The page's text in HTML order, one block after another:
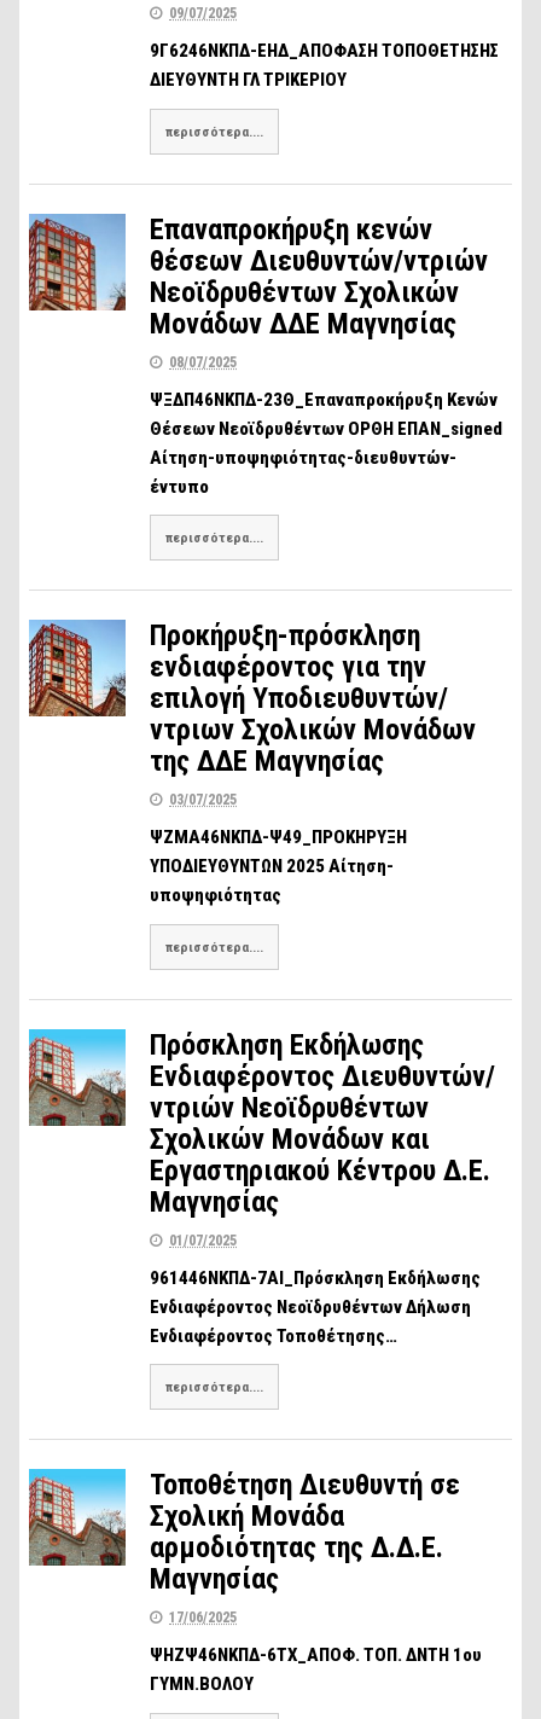
09/07/2025
9Γ6246ΝΚΠΔ-ΕΗΔ_ΑΠΟΦΑΣΗ ΤΟΠΟΘΕΤΗΣΗΣ
ΔΙΕΥΘΥΝΤΗ ΓΛ ΤΡΙΚΕΡΙΟΥ
περισσότερα....
Επαναπροκήρυξη κενών
θέσεων Διευθυντών/ντριών
Νεοϊδρυθέντων Σχολικών
Μονάδων ΔΔΕ Μαγνησίας
08/07/2025
ΨΞΔΠ46ΝΚΠΔ-23Θ_Επαναπροκήρυξη Κενών
Θέσεων Νεοϊδρυθέντων ΟΡΘΗ ΕΠΑΝ_signed
Αίτηση-υποψηφιότητας-διευθυντών-
έντυπο
περισσότερα....
Προκήρυξη-πρόσκληση
ενδιαφέροντος για την
επιλογή Υποδιευθυντών/
ντριων Σχολικών Μονάδων
της ΔΔΕ Μαγνησίας
03/07/2025
ΨΖΜΑ46ΝΚΠΔ-Ψ49_ΠΡΟΚΗΡΥΞΗ
ΥΠΟΔΙΕΥΘΥΝΤΩΝ 2025 Αίτηση-
υποψηφιότητας
περισσότερα....
Πρόσκληση Εκδήλωσης
Ενδιαφέροντος Διευθυντών/
ντριών Νεοϊδρυθέντων
Σχολικών Μονάδων και
Εργαστηριακού Κέντρου Δ.Ε.
Μαγνησίας
01/07/2025
961446ΝΚΠΔ-7ΑΙ_Πρόσκληση Εκδήλωσης
Ενδιαφέροντος Νεοϊδρυθέντων Δήλωση
Ενδιαφέροντος Τοποθέτησης…
περισσότερα....
Τοποθέτηση Διευθυντή σε
Σχολική Μονάδα
αρμοδιότητας της Δ.Δ.Ε.
Μαγνησίας
17/06/2025
ΨΗΖΨ46ΝΚΠΔ-6ΤΧ_ΑΠΟΦ. ΤΟΠ. ΔΝΤΗ 1ου
ΓΥΜΝ.ΒΟΛΟΥ